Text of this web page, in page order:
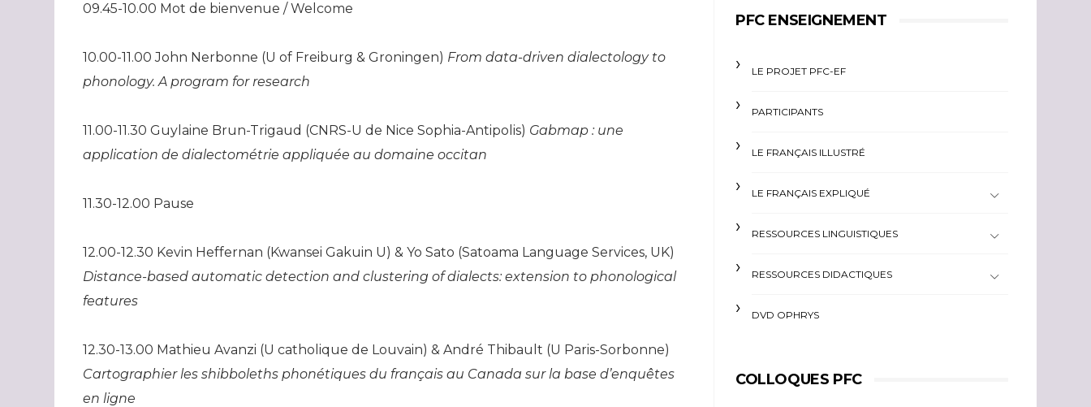
09.45-10.00 Mot de bienvenue / Welcome
10.00-11.00 John Nerbonne (U of Freiburg & Groningen) From data-driven dialectology to
phonology. A program for research
11.00-11.30 Guylaine Brun-Trigaud (CNRS-U de Nice Sophia-Antipolis) Gabmap : une
application de dialectométrie appliquée au domaine occitan
11.30-12.00 Pause
12.00-12.30 Kevin Heffernan (Kwansei Gakuin U) & Yo Sato (Satoama Language Services, UK)
Distance-based automatic detection and clustering of dialects: extension to phonological
features
12.30-13.00 Mathieu Avanzi (U catholique de Louvain) & André Thibault (U Paris-Sorbonne)
Cartographier les shibboleths phonétiques du français au Canada sur la base d’enquêtes
en ligne
PFC ENSEIGNEMENT
LE PROJET PFC-EF
PARTICIPANTS
LE FRANÇAIS ILLUSTRÉ
LE FRANÇAIS EXPLIQUÉ
RESSOURCES LINGUISTIQUES
RESSOURCES DIDACTIQUES
DVD OPHRYS
COLLOQUES PFC